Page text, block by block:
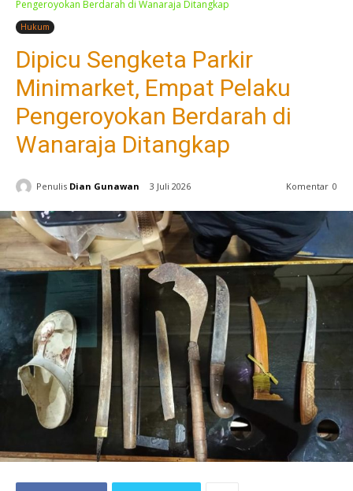
Pengeroyokan Berdarah di Wanaraja Ditangkap
Hukum
Dipicu Sengketa Parkir
Minimarket, Empat Pelaku
Pengeroyokan Berdarah di
Wanaraja Ditangkap
Penulis Dian Gunawan 3 Juli 2026 Komentar 0